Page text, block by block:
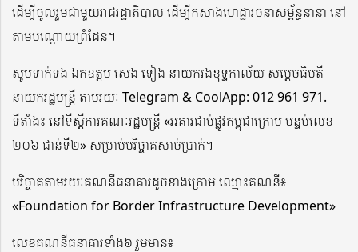
ដើម្បីចូលរួមជាមួយរាជរដ្ឋាភិបាល ដើម្បីកសាងហេដ្ឋារចនាសម្ព័ន្ធនានា នៅ
តាមបណ្តោយព្រំដែន។
សូមទាក់ទង ឯកឧត្តម សេង ទៀង នាយករងខុទ្ទកាល័យ សម្តេចធិបតី
នាយករដ្ឋមន្ត្រី តាមរយៈ Telegram & CoolApp: 012 961 971.
ទីតាំង៖ នៅទីស្តីការគណៈរដ្ឋមន្ត្រី «អគារជាប់ផ្លូវកម្ពុជាក្រោម បន្ទប់លេខ
២០៦ ជាន់ទី២» សម្រាប់បរិច្ចាគសាច់ប្រាក់។
បរិច្ចាគតាមរយៈគណនីធនាគារដូចខាងក្រោម ឈ្មោះគណនី៖
«Foundation for Border Infrastructure Development»
លេខគណនីធនាគារទាំង៦​ រួមមាន៖